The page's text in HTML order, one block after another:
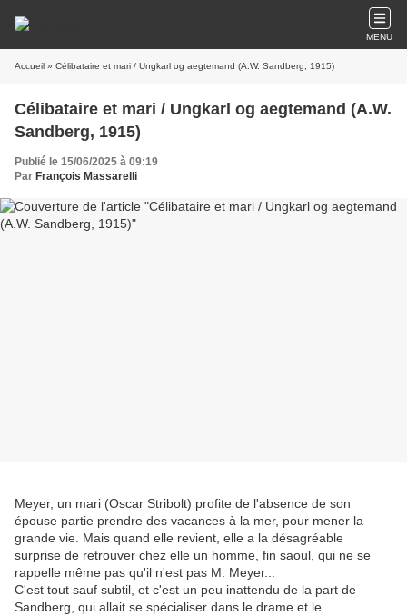
MENU
Accueil » Célibataire et mari / Ungkarl og aegtemand (A.W. Sandberg, 1915)
Célibataire et mari / Ungkarl og aegtemand (A.W.
Sandberg, 1915)
Publié le 15/06/2025 à 09:19
Par François Massarelli
Meyer, un mari (Oscar Stribolt) profite de l'absence de son
épouse partie prendre des vacances à la mer, pour mener la
grande vie. Mais quand elle revient, elle a la désagréable
surprise de retrouver chez elle un homme, fin saoul, qui ne se
rappelle même pas qu'il n'est pas M. Meyer...
C'est tout sauf subtil, et c'est un peu inattendu de la part de
Sandberg, qui allait se spécialiser dans le drame et le